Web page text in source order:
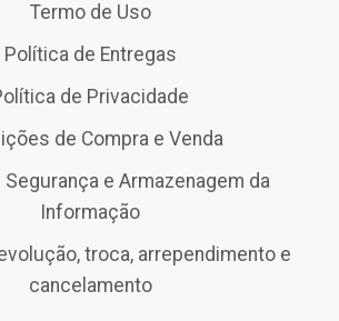
Termo de Uso
Política de Entregas
de Privacidade
de Compra e Venda
e Armazenagem da
Informação
troca, arrependimento e
cancelamento